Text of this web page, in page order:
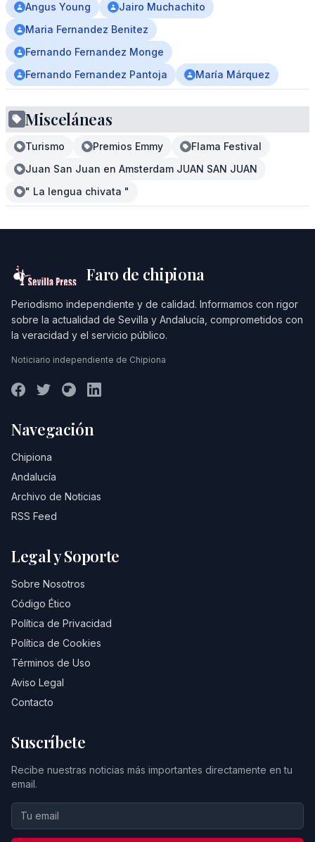
Angus Young
Jairo Muchachito
Maria Fernandez Benitez
Fernando Fernandez Monge
Fernando Fernandez Pantoja
María Márquez
Misceláneas
Turismo Premios Emmy
Flama Festival
Juan San Juan en Amsterdam JUAN SAN JUAN
" La lengua chivata "
Faro de chipiona
Periodismo independiente y de calidad. Informamos con rigor
sobre la actualidad de Sevilla y Andalucía, comprometidos con
la veracidad y el servicio público.
Noticiario independiente de Chipiona
Navegación
Chipiona
Andalucía
Archivo de Noticias
RSS Feed
Legal y Soporte
Sobre Nosotros
Código Ético
Política de Privacidad
Política de Cookies
Términos de Uso
Aviso Legal
Contacto
Suscríbete
Recibe nuestras noticias más importantes directamente en tu
email.